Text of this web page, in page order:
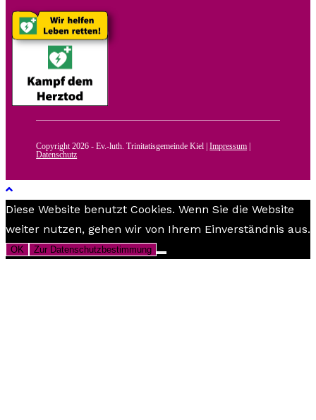
Copyright 2026 - Ev.-luth. Trinitatisgemeinde Kiel |Impressum |
Datenschutz
Diese Website benutzt Cookies. Wenn Sie die Website
weiter nutzen, gehen wir von Ihrem Einverständnis aus.
OK Zur Datenschutzbestimmung